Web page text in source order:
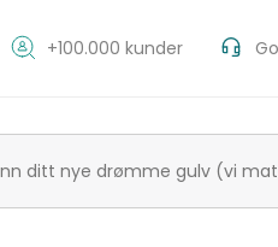
+100.000 kunder